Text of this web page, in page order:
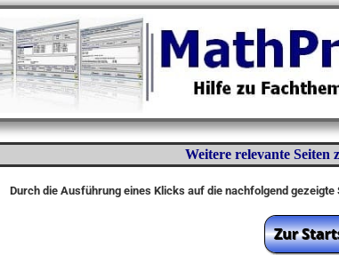
Weitere relevante Seiten
Durch die Ausführung eines Klicks auf die nachfolgend